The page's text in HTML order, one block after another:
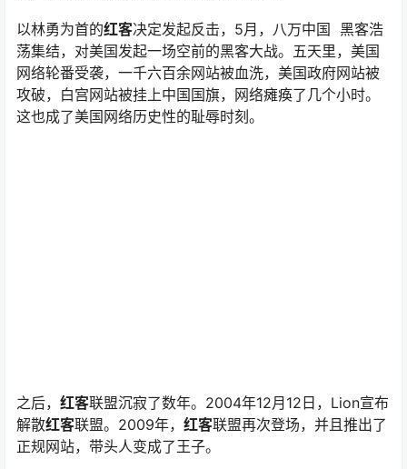
以林勇为首的红客决定发起反击，5月，八万中国 黑客浩
荡集结，对美国发起一场空前的黑客大战。五天里，美国
网络轮番受袭，一千六百余网站被血洗，美国政府网站被
攻破，白宫网站被挂上中国国旗，网络瘫痪了几个小时。
这也成了美国网络历史性的耻辱时刻。
之后， 红客联盟沉寂了数年。2004年12月12日，Lion宣布
解散红客联盟。2009年， 红客联盟再次登场，并且推出了
正规网站，带头人变成了王子。